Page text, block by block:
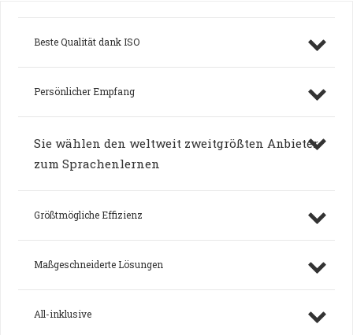
Beste Qualität dank ISO
Persönlicher Empfang
Sie wählen den weltweit zweitgrößten Anbieter
zum Sprachenlernen
Größtmögliche Effizienz
Maßgeschneiderte Lösungen
All-inklusive